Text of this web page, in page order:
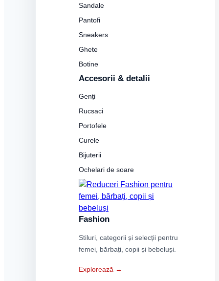
Sandale
Pantofi
Sneakers
Ghete
Botine
Accesorii & detalii
Genți
Rucsaci
Portofele
Curele
Bijuterii
Ochelari de soare
Fashion
Stiluri, categorii și selecții pentru
femei, bărbați, copii și bebeluși.
Explorează →